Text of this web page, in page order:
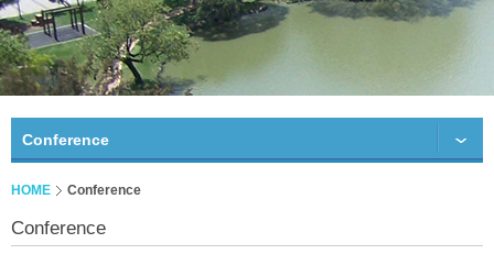
Conference
HOME Conference
Conference